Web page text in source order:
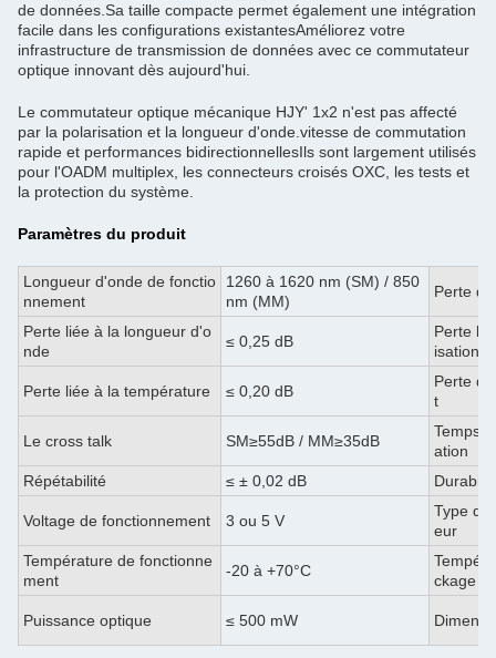
de données.Sa taille compacte permet également une intégration
facile dans les configurations existantesAméliorez votre
infrastructure de transmission de données avec ce commutateur
optique innovant dès aujourd'hui.
Le commutateur optique mécanique HJY' 1x2 n'est pas affecté
par la polarisation et la longueur d'onde.vitesse de commutation
rapide et performances bidirectionnellesIls sont largement utilisés
pour l'OADM multiplex, les connecteurs croisés OXC, les tests et
la protection du système.
Paramètres du produit
Longueur d'onde de fonctio
nnement
1260 à 1620 nm (SM) / 850
nm (MM)
Perte
Perte liée à la longueur d'o
nde
≤ 0,25 dB
Perte
isation
Perte liée à la température ≤ 0,20 dB
Perte
t
Le cross talk SM≥55dB / MM≥35dB
Temps
ation
Répétabilité
≤ ± 0,02 dB
Voltage de fonctionnement 3 ou 5 V
Type de
eur
Température de fonctionne
ment
-20 à +70°C
ckage
Puissance optique ≤ 500 mW